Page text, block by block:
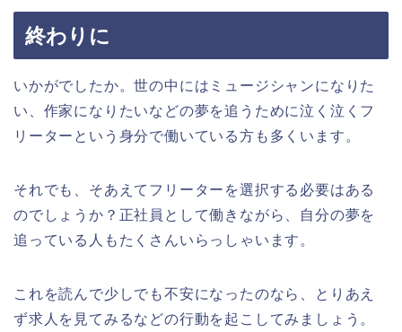
終わりに
いかがでしたか。世の中にはミュージシャンになりた
い、作家になりたいなどの夢を追うために泣く泣くフ
リーターという身分で働いている方も多くいます。
それでも、そあえてフリーターを選択する必要はある
のでしょうか？正社員として働きながら、自分の夢を
追っている人もたくさんいらっしゃいます。
これを読んで少しでも不安になったのなら、とりあえ
ず求人を見てみるなどの行動を起こしてみましょう。